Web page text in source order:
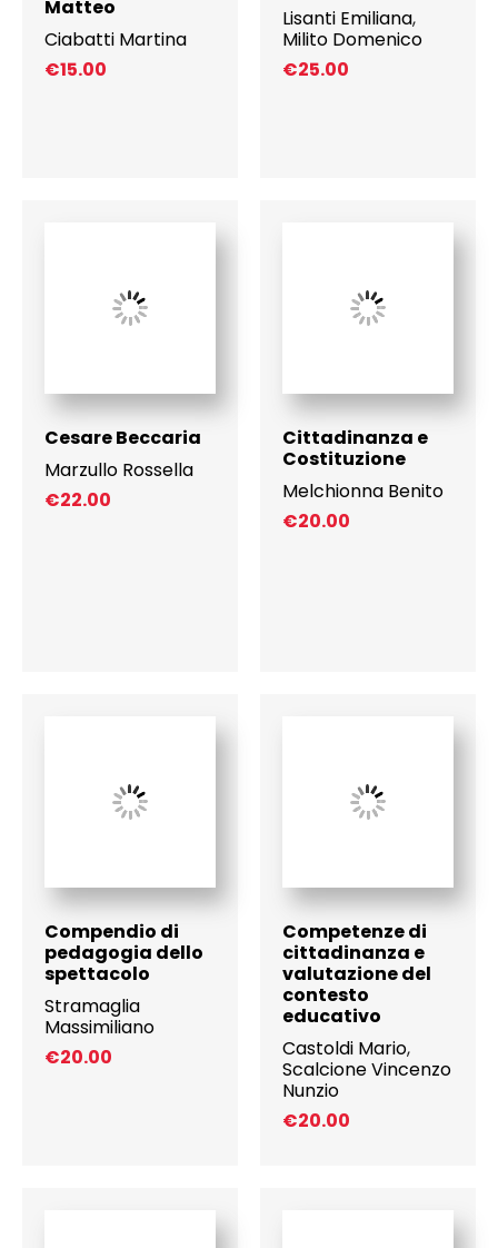
Matteo
Ciabatti Martina
€15.00
Lisanti Emiliana,
Milito Domenico
€25.00
Cesare Beccaria
Marzullo Rossella
€22.00
Cittadinanza e
Costituzione
Melchionna Benito
€20.00
Compendio di
pedagogia dello
spettacolo
Stramaglia
Massimiliano
€20.00
Competenze di
cittadinanza e
valutazione del
contesto
educativo
Castoldi Mario,
Scalcione Vincenzo
Nunzio
€20.00